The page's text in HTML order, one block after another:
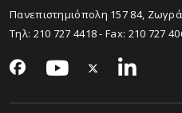
Πανεπιστημιόπολη 157 84,
Τηλ: 210 727 4418- Fax: 210 727